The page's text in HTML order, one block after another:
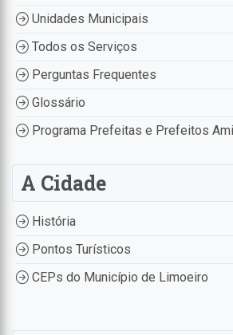
Unidades Municipais
Todos os Serviços
Perguntas Frequentes
Glossário
Programa Prefeitas e Prefeitos
A Cidade
História
Pontos Turísticos
CEPs do Município de Limoeiro